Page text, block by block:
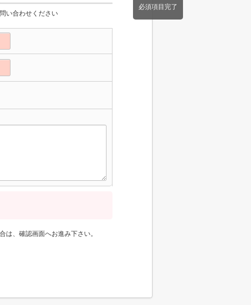
必須項目完了
い合わせください
は、確認画面へお進み下さい。